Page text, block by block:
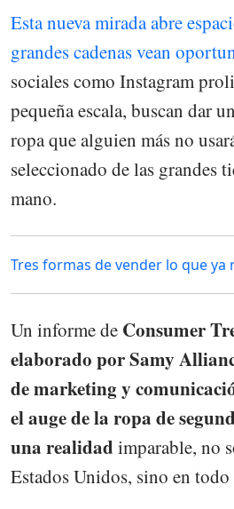
Esta nueva mirada abre
grandes cadenas vean
sociales como Instagram
pequeña escala, buscan dar
ropa que alguien más no
seleccionado de las grandes
mano.
Tres formas de vender lo que ya
Un informe de Consumer
elaborado por Samy
de marketing y
el auge de la ropa de
una realidad imparable, no
Estados Unidos, sino en